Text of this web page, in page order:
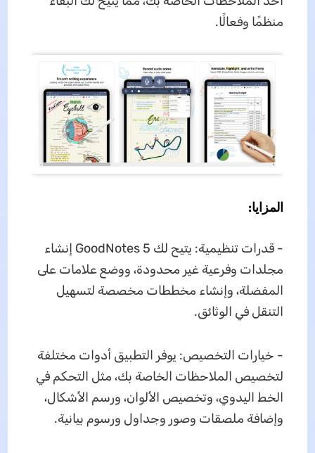
منظمًا وفعالًا.
المزايا:
- قدرات تنظيمية: يتيح لك GoodNotes 5 إنشاء
مجلدات وفرعية غير محدودة، ووضع علامات على
المفضلة، وإنشاء مخططات مخصصة لتسهيل
التنقل في الوثائق.
- خيارات التخصيص: يوفر التطبيق أدوات مختلفة
لتخصيص الملاحظات الخاصة بك، مثل التحكم في
الخط اليدوي، وتخصيص الألوان، ورسم الأشكال،
وإضافة ملصقات وصور وجداول ورسوم بيانية.